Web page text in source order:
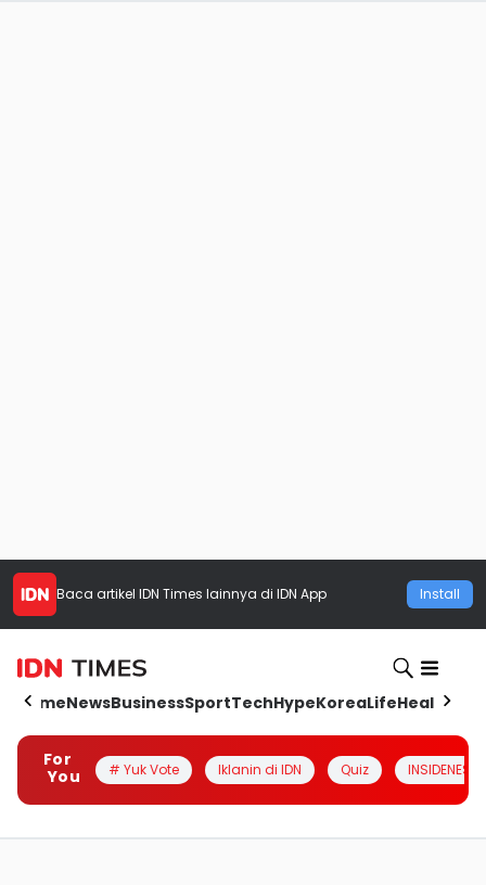
Baca artikel IDN Times lainnya di IDN App Install
HomeNewsBusinessSportTechHypeKoreaLifeHealth
For
You
# Yuk Vote Iklanin di IDN Quiz INSIDENESIA